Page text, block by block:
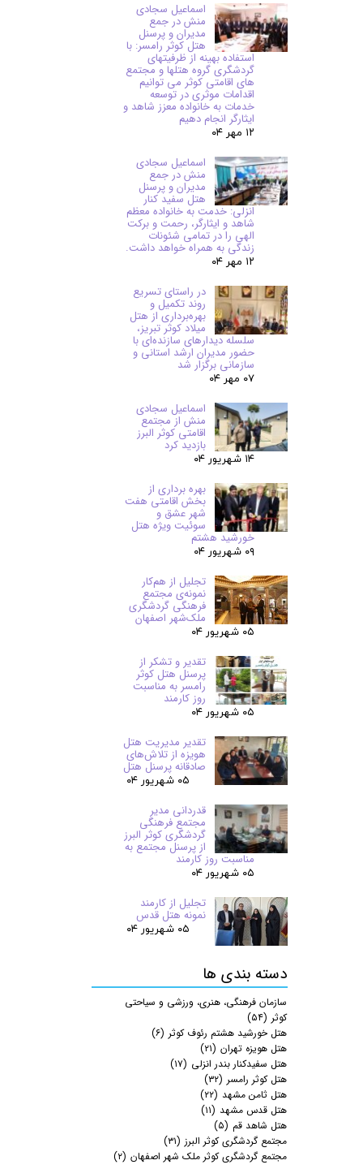
اسماعیل سجادی
منش در جمع
مدیران و پرسنل
هتل کوثر رامسر: با
استفاده بهینه از ظرفیتهای
گردشگری گروه هتلها و مجتمع
های اقامتی کوثر می توانیم
اقدامات موثری در توسعه
خدمات به خانواده معزز شاهد و
ایثارگر انجام دهیم
۱۲ مهر ۰۴
اسماعیل سجادی
منش در جمع
مدیران و پرسنل
هتل سفید کنار
انزلی: خدمت به خانواده معظم
شاهد و ایثارگر، رحمت و برکت
الهی را در تمامی شئونات
زندگی به همراه خواهد داشت.
۱۲ مهر ۰۴
در راستای تسریع
روند تکمیل و
بهره‌برداری از هتل
میلاد کوثر تبریز،
سلسله دیدارهای سازنده‌ای با
حضور مدیران ارشد استانی و
سازمانی برگزار شد
۰۷ مهر ۰۴
اسماعیل سجادی
منش از مجتمع
اقامتی کوثر البرز
بازدید کرد
۱۴ شهریور ۰۴
بهره برداری از
بخش اقامتی هفت
شهر عشق و
سوئیت ویژه هتل
خورشید هشتم
۰۹ شهریور ۰۴
تجلیل از هم‌کار
نمونه‌ی مجتمع
فرهنگی گردشگری
ملک‌شهر اصفهان
۰۵ شهریور ۰۴
تقدیر و تشکر از
پرسنل هتل کوثر
رامسر به مناسبت
روز کارمند
۰۵ شهریور ۰۴
تقدیر مدیریت هتل
هویزه از تلاش‌های
صادقانه پرسنل هتل
۰۵ شهریور ۰۴
قدردانی مدیر
مجتمع فرهنگی
گردشگری کوثر البرز
از پرسنل مجتمع به
مناسبت روز کارمند
۰۵ شهریور ۰۴
تجلیل از کارمند
نمونه هتل قدس
۰۵ شهریور ۰۴
دسته بندی ها
سازمان فرهنگی، هنری، ورزشی و سیاحتی
کوثر (۵۴)
هتل خورشید هشتم رئوف کوثر (۶)
هتل هویزه تهران (۲۱)
هتل سفیدکنار بندر انزلی (۱۷)
هتل کوثر رامسر (۳۲)
هتل ثامن مشهد (۲۲)
هتل قدس مشهد (۱۱)
هتل شاهد قم (۵)
مجتمع گردشگری کوثر البرز (۳۱)
مجتمع گردشگری کوثر ملک شهر اصفهان (۲)